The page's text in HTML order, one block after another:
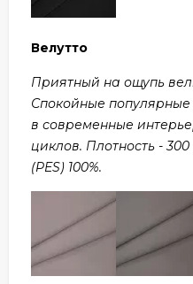
Велутто
Приятный на ощупь
Спокойные популярные
в современные
циклов. Плотность -
(PES) 100%.